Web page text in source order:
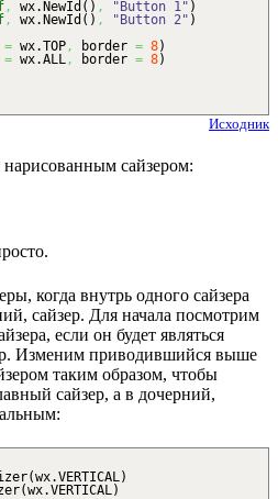
, wx.NewId ( ) , "Button 1" )
, wx.NewId ( ) , "Button 2" )
= wx.TOP , border = 8)
= wx.ALL , border = 8)
Исходник
нарисованным сайзером:
когда внутрь одного сайзера
сайзер. Для начала посмотрим
если он будет являться
Изменим приводившийся выше
таким образом, чтобы
сайзер, а в дочерний,
(wx.VERTICAL)
(wx.VERTICAL)